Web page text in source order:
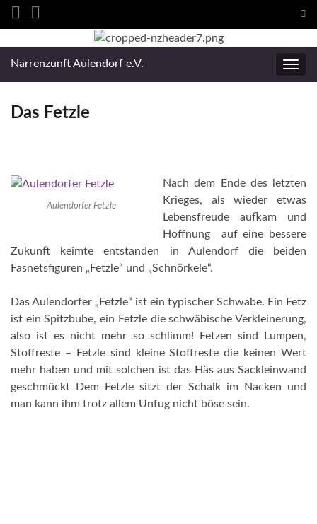
Search for:
Narrenzunft Aulendorf e.V.
Das Fetzle
Aulendorfer Fetzle
Nach dem Ende des letzten
Krieges, als wieder etwas
Lebensfreude aufkam und
Hoffnung auf eine bessere
Zukunft keimte entstanden in Aulendorf die beiden
Fasnetsfiguren „Fetzle“ und „Schnörkele“.
Das Aulendorfer „Fetzle“ ist ein typischer Schwabe. Ein Fetz
ist ein Spitzbube, ein Fetzle die schwäbische Verkleinerung,
also ist es nicht mehr so schlimm! Fetzen sind Lumpen,
Stoffreste – Fetzle sind kleine Stoffreste die keinen Wert
mehr haben und mit solchen ist das Häs aus Sackleinwand
geschmückt Dem Fetzle sitzt der Schalk im Nacken und
man kann ihm trotz allem Unfug nicht böse sein.